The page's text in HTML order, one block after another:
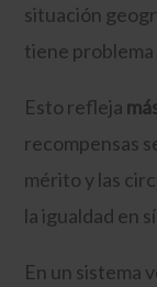
situación
tiene problema
Esto refleja
recompensas
mérito y las
la igualdad en
En un sistema